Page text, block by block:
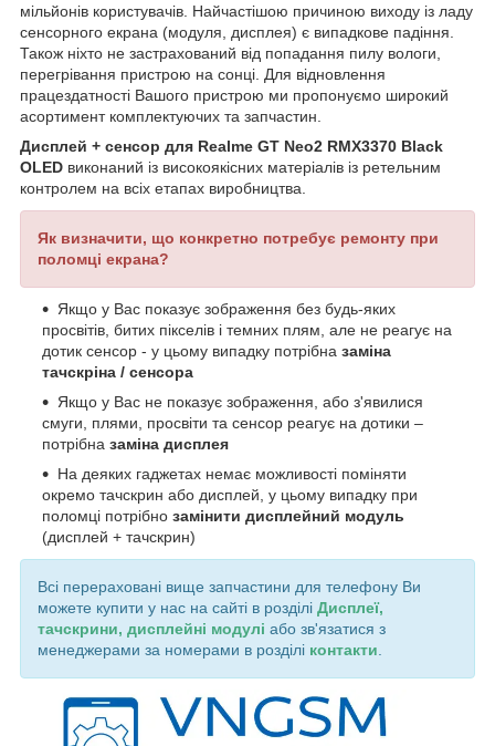
мільйонів користувачів. Найчастішою причиною виходу із ладу
сенсорного екрана (модуля, дисплея) є випадкове падіння.
Також ніхто не застрахований від попадання пилу вологи,
перегрівання пристрою на сонці. Для відновлення
працездатності Вашого пристрою ми пропонуємо широкий
асортимент комплектуючих та запчастин.
Дисплей + сенсор для Realme GT Neo2 RMX3370 Black
OLED виконаний із високоякісних матеріалів із ретельним
контролем на всіх етапах виробництва.
Як визначити, що конкретно потребує ремонту при
поломці екрана?
Якщо у Вас показує зображення без будь-яких
просвітів, битих пікселів і темних плям, але не реагує на
дотик сенсор - у цьому випадку потрібна заміна
тачскріна / сенсора
Якщо у Вас не показує зображення, або з'явилися
смуги, плями, просвіти та сенсор реагує на дотики –
потрібна заміна дисплея
На деяких гаджетах немає можливості поміняти
окремо тачскрин або дисплей, у цьому випадку при
поломці потрібно замінити дисплейний модуль
(дисплей + тачскрин)
Всі перераховані вище запчастини для телефону Ви
можете купити у нас на сайті в розділі Дисплеї,
тачскрини, дисплейні модулі або зв'язатися з
менеджерами за номерами в розділі контакти